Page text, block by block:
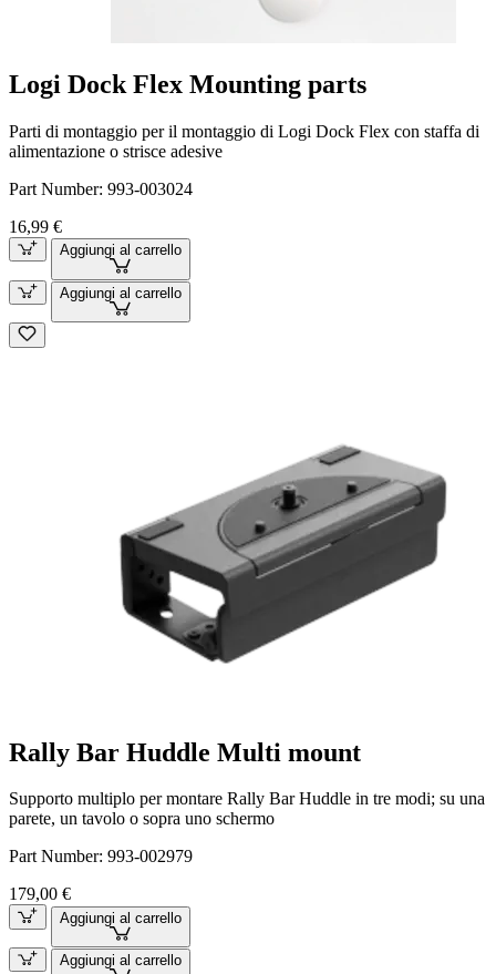
Logi Dock Flex Mounting parts
Parti di montaggio per il montaggio di Logi Dock Flex con staffa di
alimentazione o strisce adesive
Part Number: 993-003024
16,99 €
Aggiungi al carrello
Aggiungi al carrello
Rally Bar Huddle Multi mount
Supporto multiplo per montare Rally Bar Huddle in tre modi; su una
parete, un tavolo o sopra uno schermo
Part Number: 993-002979
179,00 €
Aggiungi al carrello
Aggiungi al carrello